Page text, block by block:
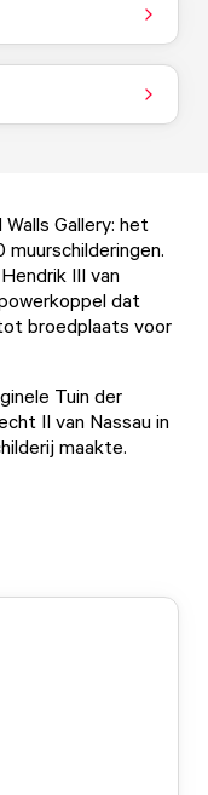
Walls Gallery: het
III van
dat
broedplaats voor
Tuin der
II van Nassau in
maakte.